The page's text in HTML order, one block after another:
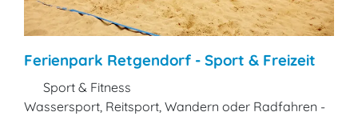
Ferienpark Retgendorf - Sport & Freizeit
Sport & Fitness
Wassersport, Reitsport, Wandern oder Radfahren -